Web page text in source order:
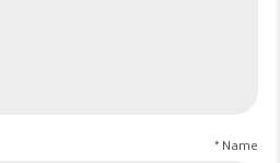
Name *